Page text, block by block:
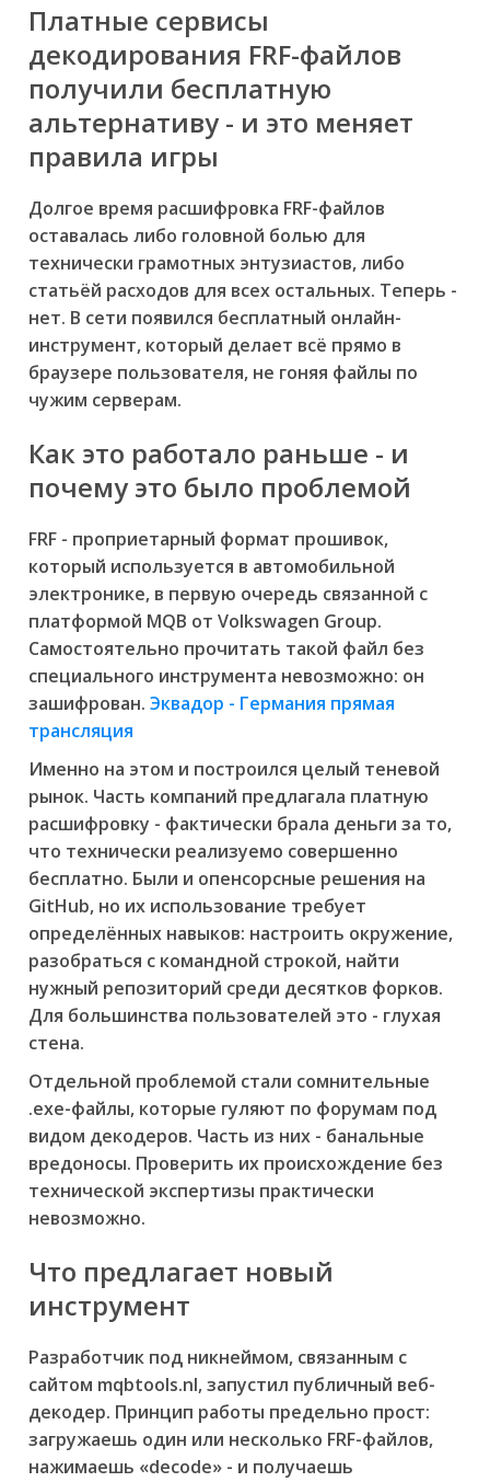
Платные сервисы
декодирования FRF-файлов
получили бесплатную
альтернативу - и это меняет
правила игры
Долгое время расшифровка FRF-файлов
оставалась либо головной болью для
технически грамотных энтузиастов, либо
статьёй расходов для всех остальных. Теперь -
нет. В сети появился бесплатный онлайн-
инструмент, который делает всё прямо в
браузере пользователя, не гоняя файлы по
чужим серверам.
Как это работало раньше - и
почему это было проблемой
FRF - проприетарный формат прошивок,
который используется в автомобильной
электронике, в первую очередь связанной с
платформой MQB от Volkswagen Group.
Самостоятельно прочитать такой файл без
специального инструмента невозможно: он
зашифрован. Эквадор - Германия прямая
трансляция
Именно на этом и построился целый теневой
рынок. Часть компаний предлагала платную
расшифровку - фактически брала деньги за то,
что технически реализуемо совершенно
бесплатно. Были и опенсорсные решения на
GitHub, но их использование требует
определённых навыков: настроить окружение,
разобраться с командной строкой, найти
нужный репозиторий среди десятков форков.
Для большинства пользователей это - глухая
стена.
Отдельной проблемой стали сомнительные
.exe-файлы, которые гуляют по форумам под
видом декодеров. Часть из них - банальные
вредоносы. Проверить их происхождение без
технической экспертизы практически
невозможно.
Что предлагает новый
инструмент
Разработчик под никнеймом, связанным с
сайтом mqbtools.nl, запустил публичный веб-
декодер. Принцип работы предельно прост:
загружаешь один или несколько FRF-файлов,
нажимаешь «decode» - и получаешь